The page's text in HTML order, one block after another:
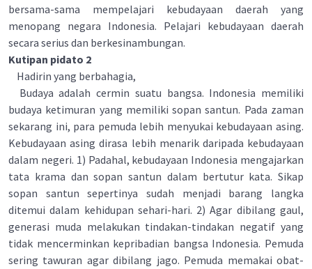
bersama-sama mempelajari kebudayaan daerah yang
menopang negara Indonesia. Pelajari kebudayaan daerah
secara serius dan berkesinambungan.
Kutipan pidato 2
Hadirin yang berbahagia,
Budaya adalah cermin suatu bangsa. Indonesia memiliki
budaya ketimuran yang memiliki sopan santun. Pada zaman
sekarang ini, para pemuda lebih menyukai kebudayaan asing.
Kebudayaan asing dirasa lebih menarik daripada kebudayaan
dalam negeri. 1) Padahal, kebudayaan Indonesia mengajarkan
tata krama dan sopan santun dalam bertutur kata. Sikap
sopan santun sepertinya sudah menjadi barang langka
ditemui dalam kehidupan sehari-hari. 2) Agar dibilang gaul,
generasi muda melakukan tindakan-tindakan negatif yang
tidak mencerminkan kepribadian bangsa Indonesia. Pemuda
sering tawuran agar dibilang jago. Pemuda memakai obat-